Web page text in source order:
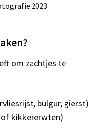
2023
om zachtjes te
bulgur, gierst)
of kikkererwten)